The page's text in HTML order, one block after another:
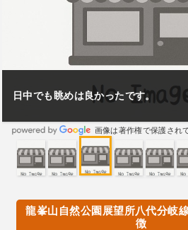
日中でも眺めは良かったです。
画像は著作権で保護され
龍峯山自然公園展望所八代分岐
徴